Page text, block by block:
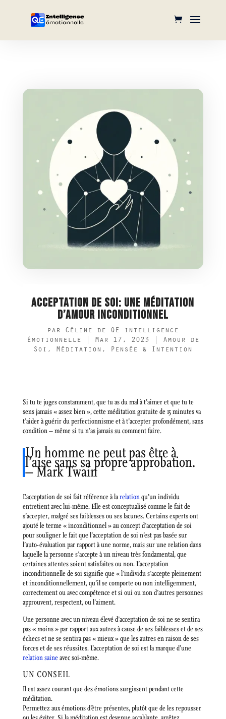
ACCEPTATION DE SOI: UNE MÉDITATION
D’AMOUR INCONDITIONNEL
par Céline de QE intelligence
émotionnelle
Mar 17, 2023
Amour de
Soi , Méditation , Pensée & Intention
Si tu te juges constamment, que tu as du mal à t’aimer et que tu te
sens jamais « assez bien », cette méditation gratuite de 15 minutes va
t’aider à guérir du perfectionnisme et à t’accepter profondément, sans
condition – même si tu n’as jamais su comment faire.
Un homme ne peut pas être à
l’aise sans sa propre approbation.
– Mark Twain
L’acceptation de soi fait référence à larelationqu’un individu
entretient avec lui-même. Elle est conceptualisé comme le fait de
s’accepter, malgré ses faiblesses ou ses lacunes. Certains experts ont
ajouté le terme « inconditionnel » au concept d’acceptation de soi
pour souligner le fait que l’acceptation de soi n’est pas basée sur
l’auto-évaluation par rapport à une norme, mais sur une relation dans
laquelle la personne s’accepte à un niveau très fondamental, que
certaines attentes soient satisfaites ou non. L’acceptation
inconditionnelle de soi signifie que « l’individu s’accepte pleinement
et inconditionnellement, qu’il se comporte ou non intelligemment,
correctement ou avec compétence et si oui ou non d’autres personnes
approuvent, respectent, ou l’aiment.
Une personne avec un niveau élevé d’acceptation de soi ne se sentira
pas « moins » par rapport aux autres à cause de ses faiblesses et de ses
échecs et ne se sentira pas « mieux » que les autres en raison de ses
forces et de ses réussites. L’acceptation de soi est la marque d’une
relation saineavec soi-même.
UN CONSEIL
Il est assez courant que des émotions surgissent pendant cette
méditation.
Permettez aux émotions d’être présentes, plutôt que de les repousser